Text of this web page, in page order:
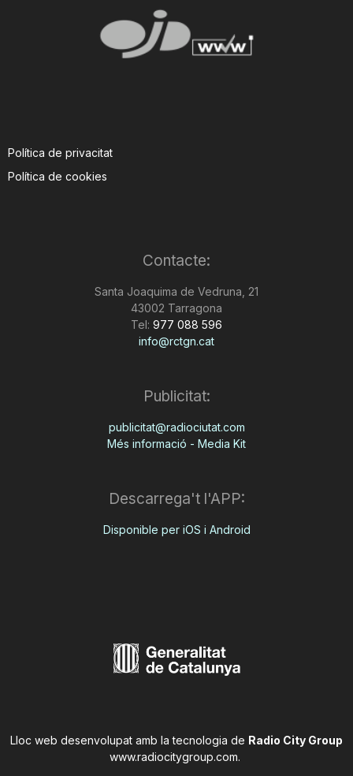
Política de privacitat
Política de cookies
Contacte:
Santa Joaquima de Vedruna, 21
43002 Tarragona
Tel: 977 088 596
info@rctgn.cat
Publicitat:
publicitat@radiociutat.com
Més informació - Media Kit
Descarrega't l'APP:
Disponible per iOS i Android
Lloc web desenvolupat amb la tecnologia de Radio City Group
www.radiocitygroup.com.